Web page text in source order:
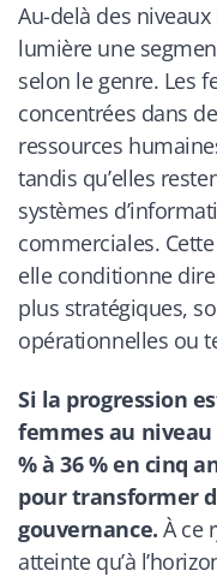
Au-delà des
lumière une
selon le genre. Les
concentrées dans
ressources
tandis qu’elles
systèmes
commerciales.
elle conditionne
plus stratégiques,
opérationnelles ou
Si la progression
femmes au
% à 36 % en cinq
pour transformer
gouvernance.À ce
atteinte qu’à